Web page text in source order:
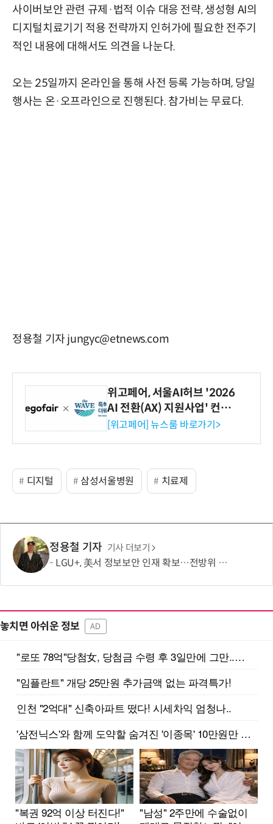
사이버보안 관련 규제·법적 이슈 대응 전략, 생성형 AI의
디지털치료기기 적용 전략까지 인허가에 필요한 전주기
적인 내용에 대해서도 의견을 나눈다.
오는 25일까지 온라인을 통해 사전 등록 가능하며, 당일
행사는 온·오프라인으로 진행된다. 참가비는 무료다.
정용철 기자 jungyc@etnews.com
위고페어, 서울AI허브 '2026
AI 전환(AX) 지원사업' 컨소
시엄 선정
[위고페어] 뉴스룸 바로가기>
디지털 삼성서울병원 치료제
정용철 기자 기사 더보기
LGU+, 美서 정보보안 인재 확보…전방위 역량 강화 총력
놓치면 아쉬운 정보 AD